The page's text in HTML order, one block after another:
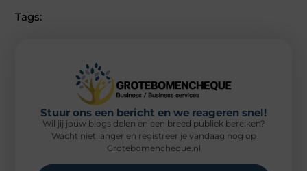
Tags:
Stuur ons een bericht en we reageren snel!
Wil jij jouw blogs delen en een breed publiek bereiken?
Wacht niet langer en registreer je vandaag nog op
Grotebomencheque.nl